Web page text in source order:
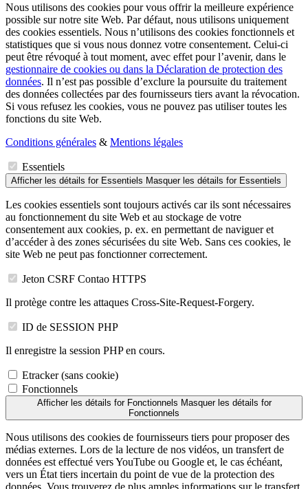
Nous utilisons des cookies pour vous offrir la meilleure expérience
possible sur notre site Web. Par défaut, nous utilisons uniquement
des cookies essentiels. Nous n’utilisons des cookies fonctionnels et
statistiques que si vous nous donnez votre consentement. Celui-ci
peut être révoqué à tout moment, avec effet pour l’avenir, dans le
gestionnaire de cookies ou dans la Déclaration de protection des
données. Il n’est pas possible d’exclure la poursuite du traitement
des données collectées par des fournisseurs tiers avant la révocation.
Si vous refusez les cookies, vous ne pouvez pas utiliser toutes les
fonctions du site Web.
Conditions générales & Mentions légales
Essentiels
Afficher les détails for Essentiels Masquer les détails for Essentiels
Les cookies essentiels sont toujours activés car ils sont nécessaires
au fonctionnement du site Web et au stockage de votre
consentement aux cookies, p. ex. en permettant de naviguer et
d’accéder à des zones sécurisées du site Web. Sans ces cookies, le
site Web ne peut pas fonctionner correctement.
Jeton CSRF Contao HTTPS
Il protège contre les attaques Cross-Site-Request-Forgery.
ID de SESSION PHP
Il enregistre la session PHP en cours.
Etracker (sans cookie)
Fonctionnels
Afficher les détails for Fonctionnels Masquer les détails for
Fonctionnels
Nous utilisons des cookies de fournisseurs tiers pour proposer des
médias externes. Lors de la lecture de nos vidéos, un transfert de
données est effectué vers YouTube ou Google et, le cas échéant,
vers un État tiers incertain du point de vue de la protection des
données. Vous trouverez de plus amples informations sur le transfert